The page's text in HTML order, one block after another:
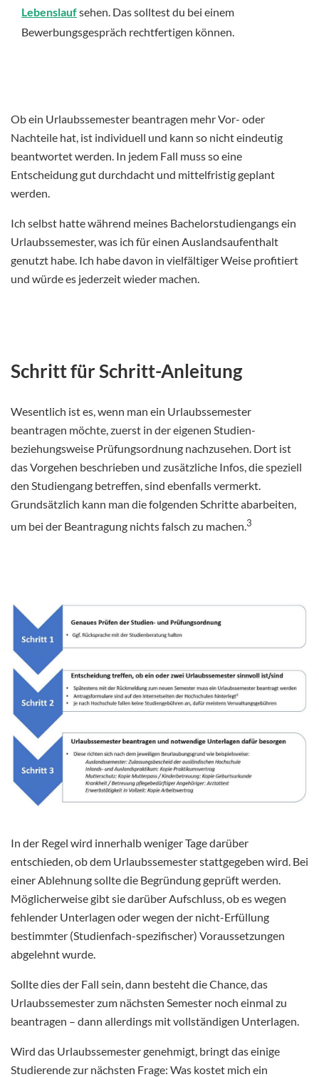
Lebenslaufsehen. Das solltest du bei einem
Bewerbungsgespräch rechtfertigen können.
Ob ein Urlaubssemester beantragen mehr Vor- oder
Nachteile hat, ist individuell und kann so nicht eindeutig
beantwortet werden. In jedem Fall muss so eine
Entscheidung gut durchdacht und mittelfristig geplant
werden.
Ich selbst hatte während meines Bachelorstudiengangs ein
Urlaubssemester, was ich für einen Auslandsaufenthalt
genutzt habe. Ich habe davon in vielfältiger Weise profitiert
und würde es jederzeit wieder machen.
Schritt für Schritt-Anleitung
Wesentlich ist es, wenn man ein Urlaubssemester
beantragen möchte, zuerst in der eigenen Studien-
beziehungsweise Prüfungsordnung nachzusehen. Dort ist
das Vorgehen beschrieben und zusätzliche Infos, die speziell
den Studiengang betreffen, sind ebenfalls vermerkt.
Grundsätzlich kann man die folgenden Schritte abarbeiten,
um bei der Beantragung nichts falsch zu machen.3
In der Regel wird innerhalb weniger Tage darüber
entschieden, ob dem Urlaubssemester stattgegeben wird. Bei
einer Ablehnung sollte die Begründung geprüft werden.
Möglicherweise gibt sie darüber Aufschluss, ob es wegen
fehlender Unterlagen oder wegen der nicht-Erfüllung
bestimmter (Studienfach-spezifischer) Voraussetzungen
abgelehnt wurde.
Sollte dies der Fall sein, dann besteht die Chance, das
Urlaubssemester zum nächsten Semester noch einmal zu
beantragen – dann allerdings mit vollständigen Unterlagen.
Wird das Urlaubssemester genehmigt, bringt das einige
Studierende zur nächsten Frage: Was kostet mich ein